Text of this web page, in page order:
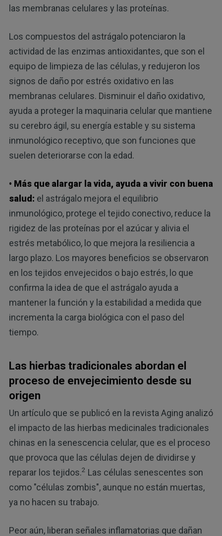
las membranas celulares y las proteínas.
Los compuestos del astrágalo potenciaron la
actividad de las enzimas antioxidantes, que son el
equipo de limpieza de las células, y redujeron los
signos de daño por estrés oxidativo en las
membranas celulares. Disminuir el daño oxidativo,
ayuda a proteger la maquinaria celular que mantiene
su cerebro ágil, su energía estable y su sistema
inmunológico receptivo, que son funciones que
suelen deteriorarse con la edad.
• Más que alargar la vida, ayuda a vivir con buena
salud: el astrágalo mejora el equilibrio
inmunológico, protege el tejido conectivo, reduce la
rigidez de las proteínas por el azúcar y alivia el
estrés metabólico, lo que mejora la resiliencia a
largo plazo. Los mayores beneficios se observaron
en los tejidos envejecidos o bajo estrés, lo que
confirma la idea de que el astrágalo ayuda a
mantener la función y la estabilidad a medida que
incrementa la carga biológica con el paso del
tiempo.
Las hierbas tradicionales abordan el
proceso de envejecimiento desde su
origen
Un artículo que se publicó en la revista Aging analizó
el impacto de las hierbas medicinales tradicionales
chinas en la senescencia celular, que es el proceso
que provoca que las células dejen de dividirse y
reparar los tejidos.2 Las células senescentes son
como "células zombis", aunque no están muertas,
ya no hacen su trabajo.
Peor aún, liberan señales inflamatorias que dañan